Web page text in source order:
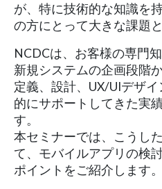
が、特に技術的な知識を
の方にとって大きな課題
NCDCは、お客様の専門
新規システムの企画段階
定義、設計、UX/UIデザ
的にサポートしてきた実
す。
本セミナーでは、こうし
て、モバイルアプリの検
ポイントをご紹介します。